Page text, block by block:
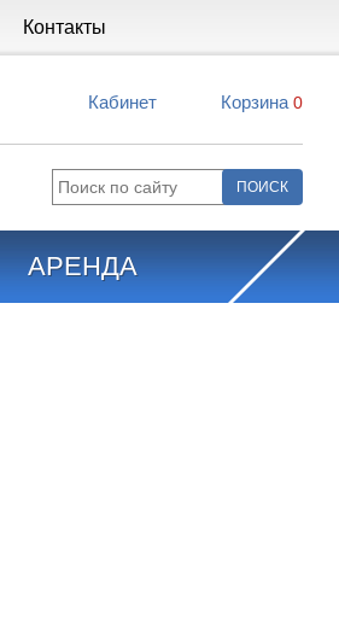
Контакты
Кабинет Корзина 0
АРЕНДА